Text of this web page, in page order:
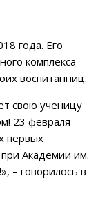
года. Его
комплекса
воспитанниц.
свою ученицу
23 февраля
первых
Академии им.
– говорилось в